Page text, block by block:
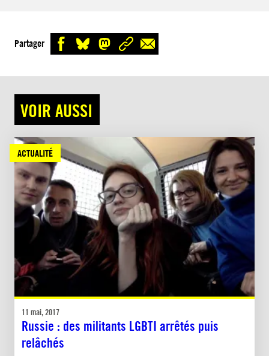
Partager
VOIR AUSSI
ACTUALITÉ
11 mai, 2017
Russie : des militants LGBTI arrêtés puis
relâchés